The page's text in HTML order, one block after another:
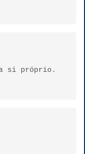
a si próprio.